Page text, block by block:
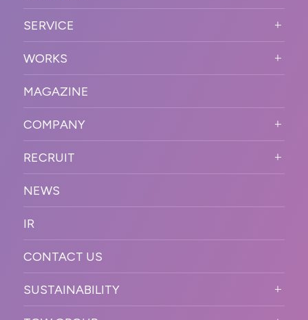
PURPOSE
VISION
OUR DNA
SERVICE
STRONG POINT
BUSINESS DOMAIN
SOLUTION
WORKFLOW
WORKS
オンラインイベント
SNSプロモーション
プラットフォーム販
促
デジタル制作・映像
制作
PR
カンファレンス・展示会・アワ
ESPORTS・ゲームプロモーシ
MAGAZINE
COMPANY
COMPANY INFORMATION
MESSAGE
OFFICER
ACCESS
ORGANIZATION CHART
HISTORY
RECRUIT
新卒採用
キャリア採用
NEWS
IR
CONTACT US
SUSTAINABILITY